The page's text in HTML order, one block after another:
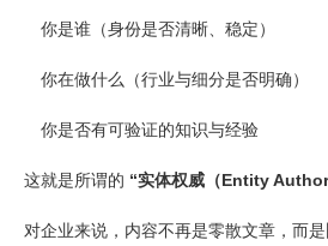
你是谁（身份是否清晰、稳定）
你在做什么（行业与细分是否明确）
你是否有可验证的知识与经验
这就是所谓的 “实体权威（Entity
对企业来说，内容不再是零散文章，而是